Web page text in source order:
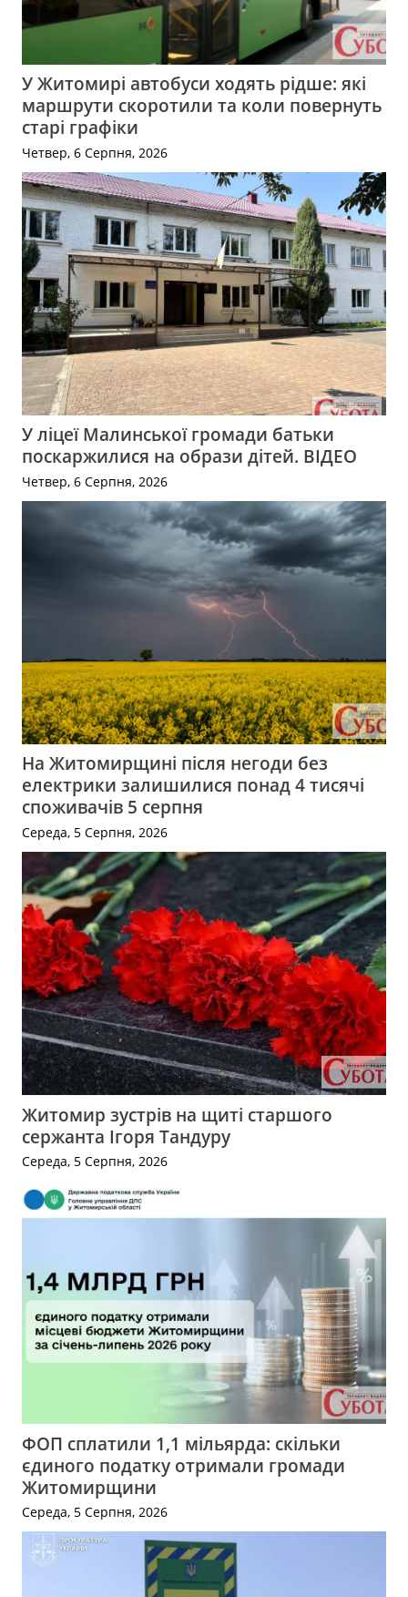
У Житомирі автобуси ходять рідше: які
маршрути скоротили та коли повернуть
старі графіки
Четвер, 6 Серпня, 2026
У ліцеї Малинської громади батьки
поскаржилися на образи дітей. ВІДЕО
Четвер, 6 Серпня, 2026
На Житомирщині після негоди без
електрики залишилися понад 4 тисячі
споживачів 5 серпня
Середа, 5 Серпня, 2026
Житомир зустрів на щиті старшого
сержанта Ігоря Тандуру
Середа, 5 Серпня, 2026
ФОП сплатили 1,1 мільярда: скільки
єдиного податку отримали громади
Житомирщини
Середа, 5 Серпня, 2026